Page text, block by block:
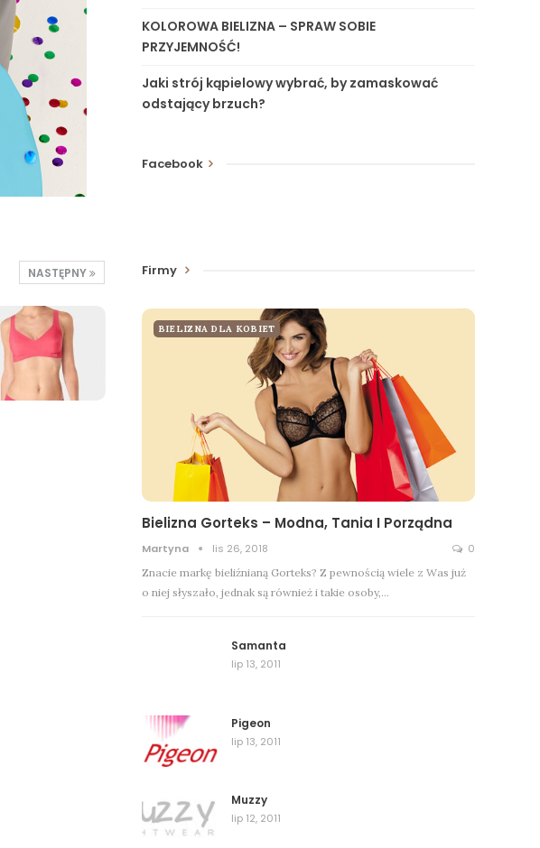
NASTĘPNY
KOLOROWA BIELIZNA – SPRAW SOBIE
PRZYJEMNOŚĆ!
Jaki strój kąpielowy wybrać, by zamaskować
odstający brzuch?
Facebook
Firmy
BIELIZNA DLA KOBIET
Bielizna Gorteks – Modna, Tania I Porządna
Martyna lis 26, 2018 0
Znacie markę bieliźnianą Gorteks? Z pewnością wiele z Was już
o niej słyszało, jednak są również i takie osoby,…
Samanta
lip 13, 2011
Pigeon
lip 13, 2011
Muzzy
lip 12, 2011